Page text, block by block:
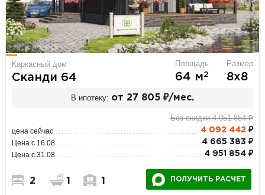
Каркасный дом
Сканди 64
Площадь
64 м2
Размер
8х8
В ипотеку: от 27 805 ₽/мес.
Без скидки 4 951 854 ₽
цена сейчас 4 092 442 ₽
Цена с 16.08 4 665 383 ₽
Цена с 31.08 4 951 854 ₽
2 1 1 ПОЛУЧИТЬ РАСЧЕТ